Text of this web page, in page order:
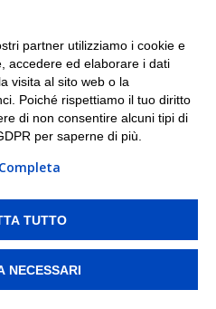
pacchi nelle
italiane
Bologna|Firenze| Genova
|Varese
RM 1494760 | Cap.Soc.: 50.000€ |
|Preferenze Cookies
e spedire i tuoi pacchi.
partner utilizziamo i cookie e
accedere ed elaborare i dati
visita al sito web o la
Poiché rispettiamo il tuo diritto
di non consentire alcuni tipi di
per saperne di più.
TUTTO
NECESSARI